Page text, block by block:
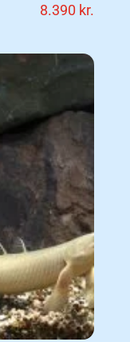
8.390 kr.